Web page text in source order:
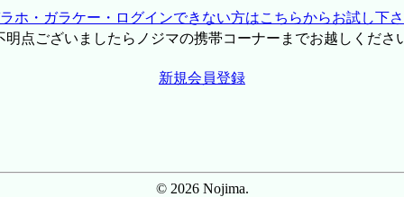
ホ・ガラケー・ログインできない方はこちらからお試し下
点ございましたらノジマの携帯コーナーまでお越しくださ
新規会員登録
© 2026 Nojima.